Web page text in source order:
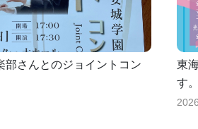
部さんとのジョイントコン
東
す。